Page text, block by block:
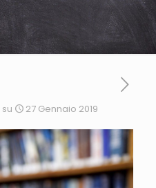
su 27 Gennaio 2019